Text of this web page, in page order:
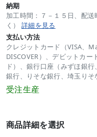
納期
加工時間：７－１５日、配
く） 詳細を見る
支払い方法
クレジットカード（VISA、
DISCOVER）、デビットカ
ド）、銀行口座（みずほ銀
銀行、りそな銀行、埼玉りそ
受注生産
商品詳細を選択